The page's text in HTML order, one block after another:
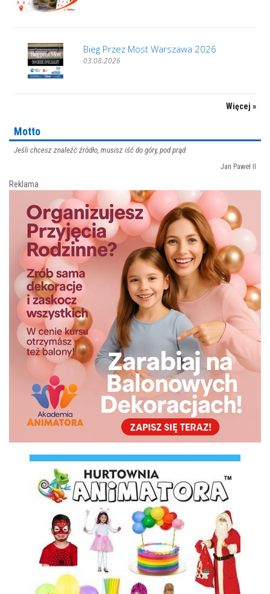
Bieg Przez Most Warszawa 2026
03.08.2026
Więcej »
Motto
Jeśli chcesz znaleźć źródło, musisz iść do góry, pod prąd
Jan Paweł II
Reklama